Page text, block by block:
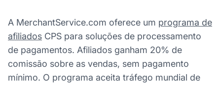
A MerchantService.com oferece um programa de
afiliados CPS para soluções de processamento
de pagamentos. Afiliados ganham 20% de
comissão sobre as vendas, sem pagamento
mínimo. O programa aceita tráfego mundial de